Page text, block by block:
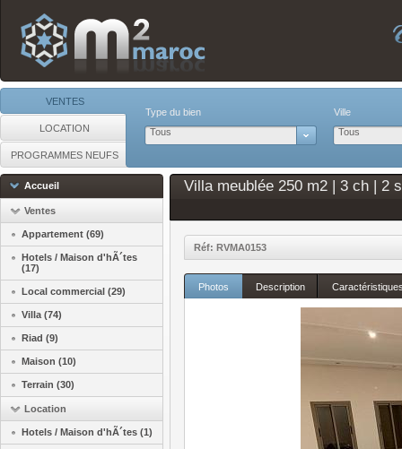
VENTES
LOCATION
PROGRAMMES NEUFS
Type du bien
Tous
Ville
Tous
Accueil
Ventes
Appartement (69)
Hotels / Maison d'hÃ´tes
(17)
Local commercial (29)
Villa (74)
Riad (9)
Maison (10)
Terrain (30)
Location
Hotels / Maison d'hÃ´tes (1)
Villa meublée 250 m2 | 3 ch | 2
Réf: RVMA0153
Photos Description